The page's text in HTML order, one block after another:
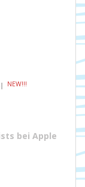
NEW!!!
bei Apple